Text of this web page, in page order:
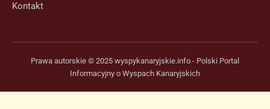
Kontakt
Prawa autorskie © 2025 wyspykanaryjskie.info - Polski Portal
Informacyjny o Wyspach Kanaryjskich